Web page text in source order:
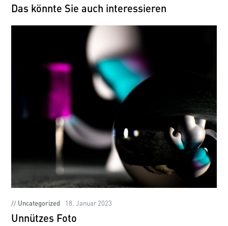
Das könnte Sie auch interessieren
Uncategorized 18. Januar 2023
Unnützes Foto